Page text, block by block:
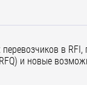
в RFI,
и новые